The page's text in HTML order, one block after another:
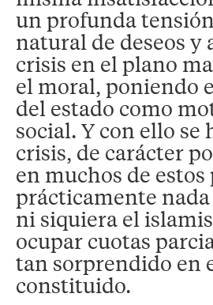
un profunda
natural de deseos y
crisis en el plano
el moral, poniendo
del estado como
social. Y con ello se
crisis, de carácter
en muchos de
prácticamente
ni siquiera el
ocupar cuotas
tan sorprendido en
constituido.